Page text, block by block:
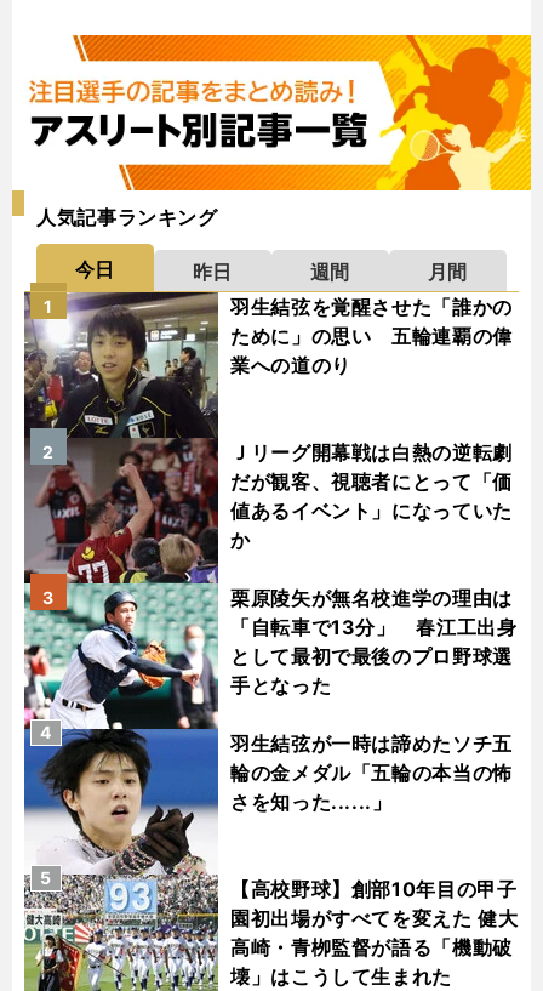
人気記事ランキング
今日 昨日 週間
月間
羽生結弦を覚醒させた「誰かの
ために」の思い 五輪連覇の偉
業への道のり
1
Ｊリーグ開幕戦は白熱の逆転劇
だが観客、視聴者にとって「価
値あるイベント」になっていた
か
2
栗原陵矢が無名校進学の理由は
「自転車で13分」 春江工出身
として最初で最後のプロ野球選
手となった
3
羽生結弦が一時は諦めたソチ五
輪の金メダル「五輪の本当の怖
さを知った......」
4
【高校野球】創部10年目の甲子
園初出場がすべてを変えた 健大
高崎・青栁監督が語る「機動破
壊」はこうして生まれた
5